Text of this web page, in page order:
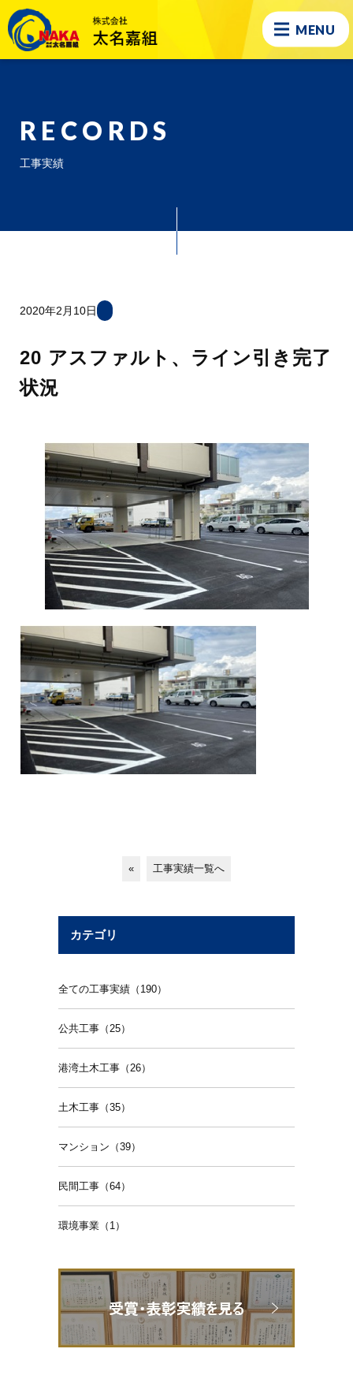
MENU
RECORDS
工事実績
2020年2月10日
20 アスファルト、ライン引き完了
状況
« 工事実績一覧へ
カテゴリ
全ての工事実績（190）
公共工事（25）
港湾土木工事（26）
土木工事（35）
マンション（39）
民間工事（64）
環境事業（1）